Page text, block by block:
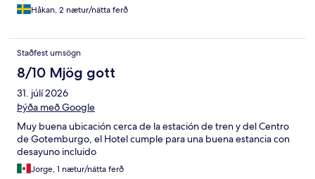
Håkan, 2 nætur/nátta ferð
Staðfest umsögn
8/10 Mjög gott
31. júlí 2026
Þýða með Google
Muy buena ubicación cerca de la estación de tren y del Centro
de Gotemburgo, el Hotel cumple para una buena estancia con
desayuno incluido
Jorge, 1 nætur/nátta ferð